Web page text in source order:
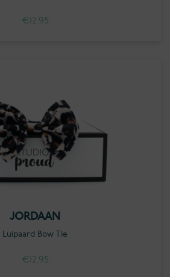
€12.95
JORDAAN
Luipaard Bow Tie
€12.95